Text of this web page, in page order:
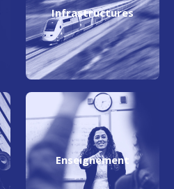
Infrastructures
Enseignement